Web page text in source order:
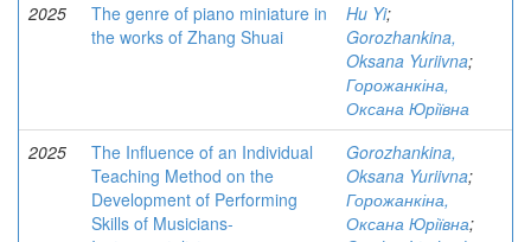
2025
The genre of piano miniature in
the works of Zhang Shuai
Hu Yi;
Gorozhankina,
Oksana Yuriivna;
Горожанкіна,
Оксана Юріївна
2025
The Influence of an Individual
Teaching Method on the
Development of Performing
Skills of Musicians-
Gorozhankina,
Oksana Yuriivna;
Горожанкіна,
Оксана Юріївна;